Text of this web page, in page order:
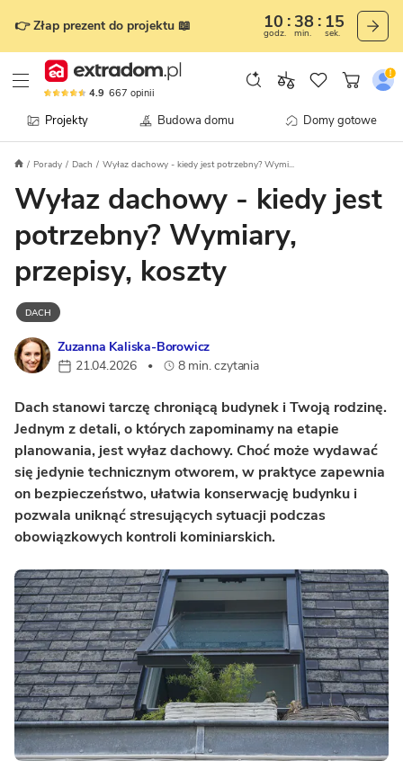
👉 Złap prezent do projektu 📖 10
godz.
38
min.
13
sek.
4.9 667 opinii
Projekty Budowa domu Domy gotowe
Porady Dach Wyłaz dachowy - kiedy jest potrzebny? Wymi...
Wyłaz dachowy - kiedy jest
potrzebny? Wymiary,
przepisy, koszty
DACH
Zuzanna Kaliska-Borowicz
21.04.2026
• 8 min. czytania
Dach stanowi tarczę chroniącą budynek i Twoją rodzinę.
Jednym z detali, o których zapominamy na etapie
planowania, jest wyłaz dachowy. Choć może wydawać
się jedynie technicznym otworem, w praktyce zapewnia
on bezpieczeństwo, ułatwia konserwację budynku i
pozwala uniknąć stresujących sytuacji podczas
obowiązkowych kontroli kominiarskich.